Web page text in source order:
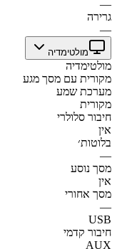
—
גרירה
—
מולטימדיה
מולטימדיה
מקורית עם מסך מגע
מערכת שמע
מקורית
חיבור סלולרי
אין
בלוטות׳
—
מסך נוסע
אין
מסך אחורי
—
USB
חיבור קדמי
AUX